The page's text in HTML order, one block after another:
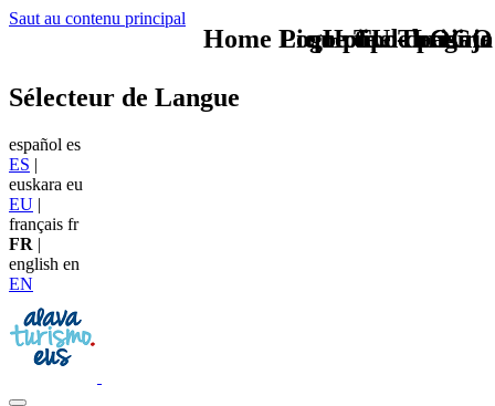
Saut au contenu principal
TU - LOGO
Sélecteur de Langue
español es
ES |
euskara eu
EU |
français fr
FR |
english en
EN
que tipo de viaje
Home Logo pie de página
Pie Home Turismo